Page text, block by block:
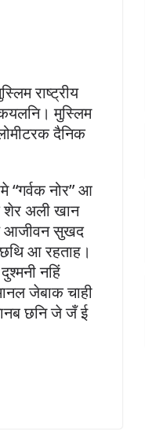
राष्ट्रीय
मुस्लिम
दैनिक
“गर्वक नोर” आ
शेर अली खान
आजीवन सुखद
आ रहताह।
नहिं
जेबाक चाही
छनि जे जँ ई